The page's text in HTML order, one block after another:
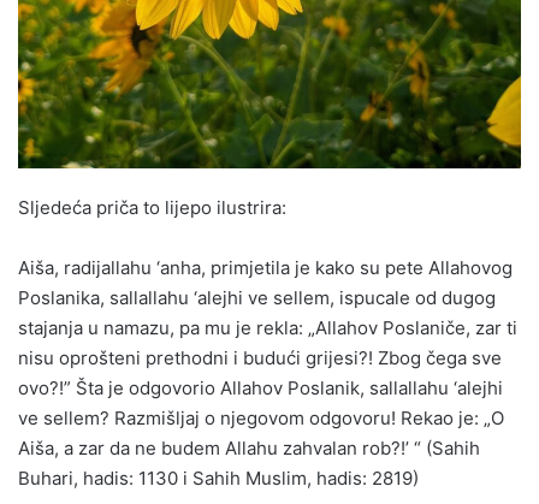
Sljedeća priča to lijepo ilustrira:
Aiša, radijallahu ‘anha, primjetila je kako su pete Allahovog
Poslanika, sallallahu ‘alejhi ve sellem, ispucale od dugog
stajanja u namazu, pa mu je rekla: „Allahov Poslaniče, zar ti
nisu oprošteni prethodni i budući grijesi?! Zbog čega sve
ovo?!” Šta je odgovorio Allahov Poslanik, sallallahu ‘alejhi
ve sellem? Razmišljaj o njegovom odgovoru! Rekao je: „O
Aiša, a zar da ne budem Allahu zahvalan rob?!’ “ (Sahih
Buhari, hadis: 1130 i Sahih Muslim, hadis: 2819)